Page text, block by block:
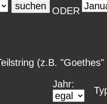
ODER
(z.B.
Jahr: